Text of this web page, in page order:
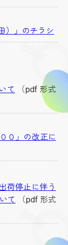
）」のチラシ
て （pdf 形式
０」の改正に
荷停止に伴う
て（pdf 形式